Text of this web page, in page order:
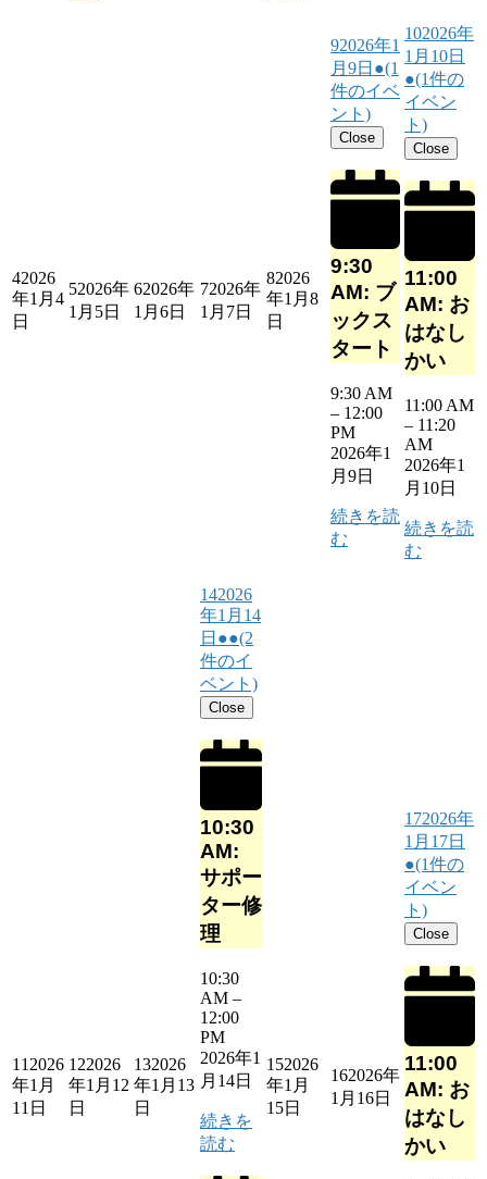
42026
年1月4
日
52026年
1月5日
62026年
1月6日
72026年
1月7日
82026
年1月8
日
92026年1
月9日 ●(1
件のイベ
ント)
Close
9:30
AM: ブ
ックス
タート
9:30 AM
– 12:00
PM
2026年1
月9日
続きを読
む
102026年
1月10日
●(1件の
イベン
ト)
Close
11:00
AM: お
はなし
かい
11:00 AM
– 11:20
AM
2026年1
月10日
続きを読
む
11 2026
年1月
11日
122026
年1月12
日
132026
年1月13
日
142026
年1月14
日 ●●(2
件のイ
ベント)
Close
10:30
AM:
サポー
ター修
理
10:30
AM –
12:00
PM
2026年1
月14日
続きを
読む
152026
年1月
15日
162026年
1月16日
172026年
1月17日
●(1件の
イベン
ト)
Close
11:00
AM: お
はなし
かい